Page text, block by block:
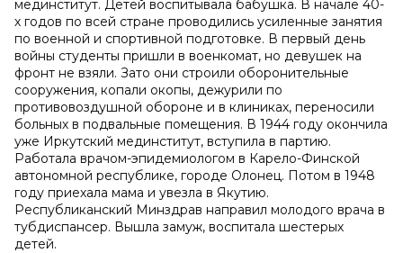
мединститут. Детей воспитывала бабушка. В начале 40-
х годов по всей стране проводились усиленные занятия
по военной и спортивной подготовке. В первый день
войны студенты пришли в военкомат, но девушек на
фронт не взяли. Зато они строили оборонительные
сооружения, копали окопы, дежурили по
противовоздушной обороне и в клиниках, переносили
больных в подвальные помещения. В 1944 году окончила
уже Иркутский мединститут, вступила в партию.
Работала врачом-эпидемиологом в Карело-Финской
автономной республике, городе Олонец. Потом в 1948
году приехала мама и увезла в Якутию.
Республиканский Минздрав направил молодого врача в
тубдиспансер. Вышла замуж, воспитала шестерых
детей.